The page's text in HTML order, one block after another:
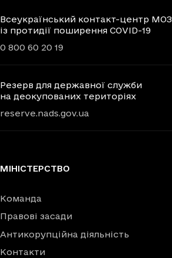
Всеукраїнський контакт-центр МОЗ
із протидії поширення COVID-19
0 800 60 20 19
Резерв для державної служби
на деокупованих територіях
reserve.nads.gov.ua
МІНІСТЕРСТВО
Команда
Правові засади
Антикорупційна діяльність
Контакти